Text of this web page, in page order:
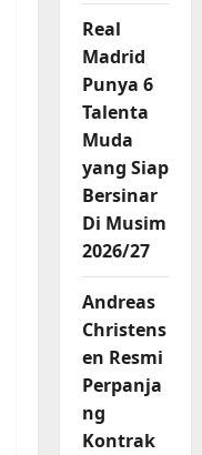
Real
Madrid
Punya 6
Talenta
Muda
yang Siap
Bersinar
Di Musim
2026/27
Andreas
Christens
en Resmi
Perpanja
ng
Kontrak